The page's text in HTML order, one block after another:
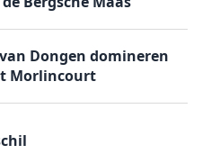
Dongen domineren
Morlincourt